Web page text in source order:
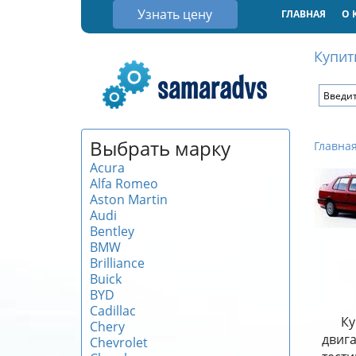
Узнать цену ГЛАВНАЯ О
Выбрать марку
Acura
Alfa Romeo
Aston Martin
Audi
Bentley
BMW
Brilliance
Buick
BYD
Cadillac
Chery
Chevrolet